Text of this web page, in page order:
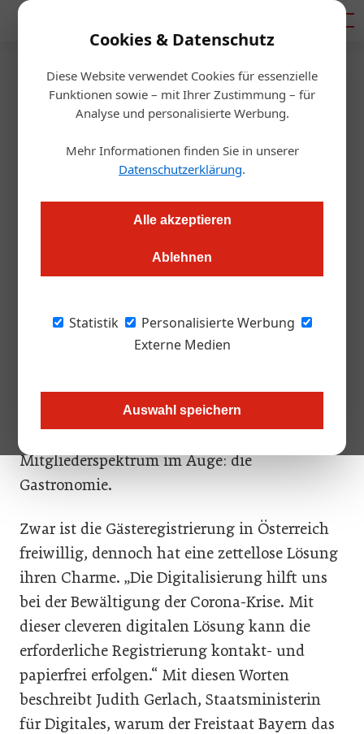
Cookies & Datenschutz
Diese Website verwendet Cookies für essenzielle
Funktionen sowie – mit Ihrer Zustimmung – für
Analyse und personalisierte Werbung.
Mehr Informationen finden Sie in unserer
Datenschutzerklärung.
Alle akzeptieren
Ablehnen
Statistik
Personalisierte Werbung
Externe Medien
Auswahl speichern
Startseite/Gastro & Hotel
ÖHV ist jetzt auch für
Gastronomen da
Wie die ÖGZ exklusiv erfahren hat, öffnet sich die
Hoteliervereinigung einem neuen Mitgliederspektrum: Ab
Aber das ist noch nicht alles.
mit Restaurantbetrieb in den Herbst – einer
Online-Lösung zur Gästeregistrierung.
Mitgliederspektrum im Auge: die
Gastronomie.
Zwar ist die Gästeregistrierung in Österreich
freiwillig, dennoch hat eine zettellose Lösung
ihren Charme. „Die Digitalisierung hilft uns
bei der Bewältigung der Corona-Krise. Mit
dieser cleveren digitalen Lösung kann die
erforderliche Registrierung kontakt- und
papierfrei erfolgen.“ Mit diesen Worten
beschreibt Judith Gerlach, Staatsministerin
für Digitales, warum der Freistaat Bayern das